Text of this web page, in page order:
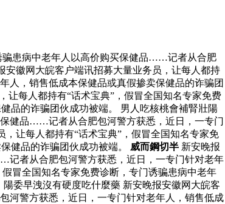
骗患病中老年人以高价购买保健品……记者从合肥
徽网大皖客户端讯招募大量业务员，让每人都持
，销售低成本保健品或真假掺卖保健品的诈骗团
让每人都持有“话术宝典”，假冒全国知名专家免费
品的诈骗团伙成功被端。 男人吃核桃會補腎壯陽
健品……记者从合肥包河警方获悉，近日，一专门
让每人都持有“话术宝典”，假冒全国知名专家免
健品的诈骗团伙成功被端。 威而鋼切半 新安晚报
记者从合肥包河警方获悉，近日，一专门针对老年
冒全国知名专家免费诊断，专门诱骗患病中老年
委早洩沒有硬度吃什麼藥 新安晚报安徽网大皖客
河警方获悉，近日，一专门针对老年人，销售低成